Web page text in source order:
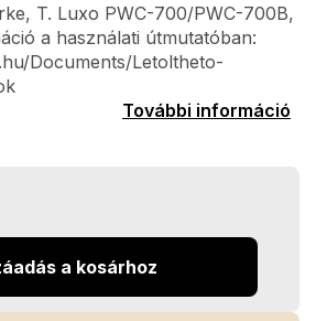
T. Luxo PWC-700/PWC-700B,
a használati útmutatóban:
Documents/Letoltheto-
További információ
a kosárhoz